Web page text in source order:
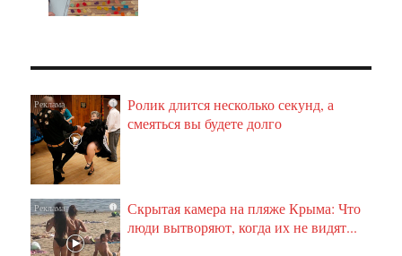
i
Ролик длится несколько секунд, а
смеяться вы будете долго
i
Скрытая камера на пляже Крыма: Что
люди вытворяют, когда их не видят...